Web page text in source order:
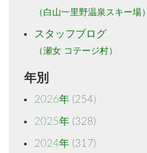
（白山一里野温泉スキー場）
スタッフブログ
（瀬女 コテージ村）
年別
2026年(254)
2025年(328)
2024年(317)